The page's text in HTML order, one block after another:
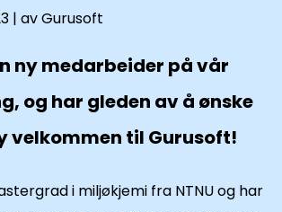
| av Gurusoft
ny medarbeider på vår
og har gleden av å ønske
velkommen til Gurusoft!
i miljøkjemi fra NTNU og har